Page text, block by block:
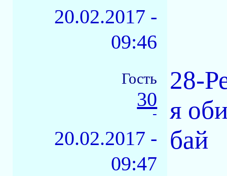
20.02.2017 -
09:46
Гость
30
-
20.02.2017 -
09:47
28-
я
бай